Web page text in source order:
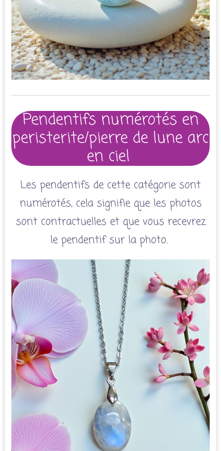
Pendentifs numérotés en
peristerite/pierre de lune arc
en ciel
Les pendentifs de cette catégorie sont
numérotés, cela signifie que les photos
sont contractuelles et que vous recevrez
le pendentif sur la photo.